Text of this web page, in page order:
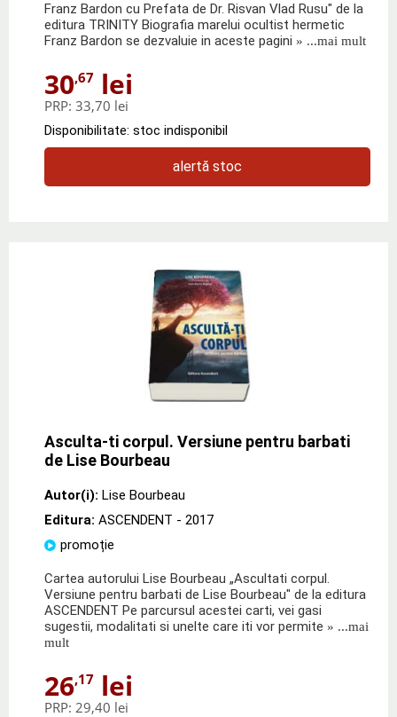
Franz Bardon cu Prefata de Dr. Risvan Vlad Rusu" de la
editura TRINITY Biografia marelui ocultist hermetic
Franz Bardon se dezvaluie in aceste pagini » ...mai mult
30,67 lei
PRP: 33,70 lei
Disponibilitate: stoc indisponibil
alertă stoc
Asculta-ti corpul. Versiune pentru barbati
de Lise Bourbeau
Autor(i): Lise Bourbeau
Editura: ASCENDENT - 2017
promoție
Cartea autorului Lise Bourbeau „Ascultati corpul.
Versiune pentru barbati de Lise Bourbeau" de la editura
ASCENDENT Pe parcursul acestei carti, vei gasi
sugestii, modalitati si unelte care iti vor permite » ...mai
mult
26,17 lei
PRP: 29,40 lei